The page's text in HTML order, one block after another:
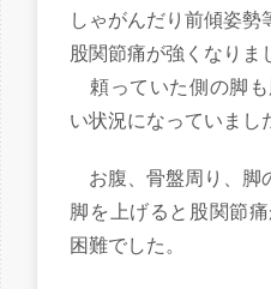
しゃがんだり前傾姿勢
股関節痛が強くなりま
頼っていた側の脚
い状況になっていまし
お腹、骨盤周り、脚
脚を上げると股関節
困難でした。